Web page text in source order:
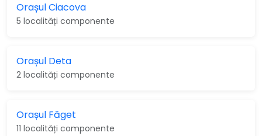
Orașul Ciacova
5 localități componente
Orașul Deta
2 localități componente
Orașul Făget
11 localități componente